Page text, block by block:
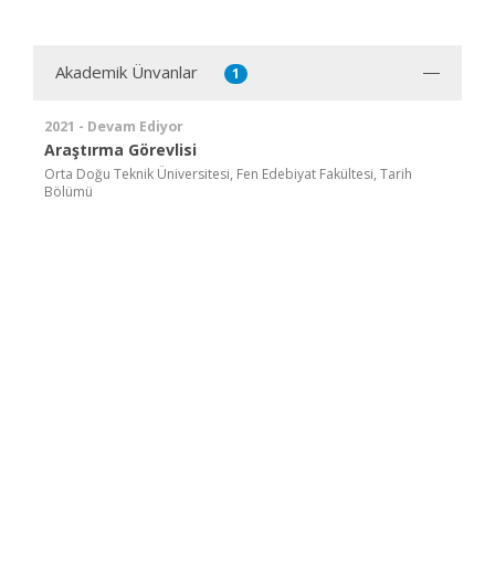
Akademik Ünvanlar 1
2021 - Devam Ediyor
Araştırma Görevlisi
Orta Doğu Teknik Üniversitesi, Fen Edebiyat Fakültesi, Tarih
Bölümü